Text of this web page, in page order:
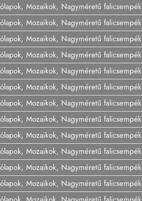
Mozaikok, Nagyméretű falicsempék
Mozaikok, Nagyméretű falicsempék
Mozaikok, Nagyméretű falicsempék
Mozaikok, Nagyméretű falicsempék
Mozaikok, Nagyméretű falicsempék
Mozaikok, Nagyméretű falicsempék
Mozaikok, Nagyméretű falicsempék
Mozaikok, Nagyméretű falicsempék
Mozaikok, Nagyméretű falicsempék
Mozaikok, Nagyméretű falicsempék
Mozaikok, Nagyméretű falicsempék
Mozaikok, Nagyméretű falicsempék